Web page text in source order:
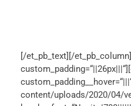
[/et_pb_text][/
content/uploads/2020/04/